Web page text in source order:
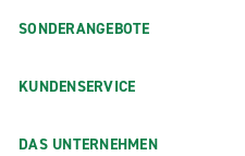
SONDERANGEBOTE
KUNDENSERVICE
DAS UNTERNEHMEN